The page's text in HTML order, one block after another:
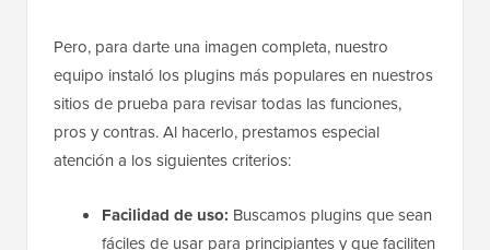
Pero, para darte una imagen completa, nuestro
equipo instaló los plugins más populares en nuestros
sitios de prueba para revisar todas las funciones,
pros y contras. Al hacerlo, prestamos especial
atención a los siguientes criterios:
Facilidad de uso: Buscamos plugins que sean
fáciles de usar para principiantes y que faciliten